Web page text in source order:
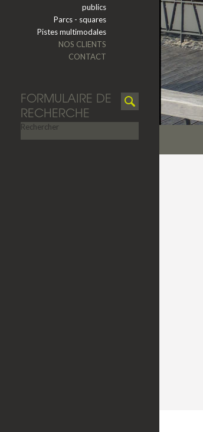
publics
Parcs - squares
Pistes multimodales
NOS CLIENTS
CONTACT
FORMULAIRE DE
RECHERCHE
Rechercher